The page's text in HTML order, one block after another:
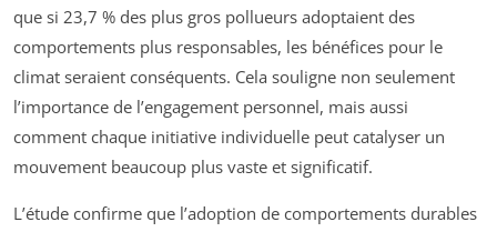
que si 23,7 % des plus gros pollueurs adoptaient des
comportements plus responsables, les bénéfices pour le
climat seraient conséquents. Cela souligne non seulement
l’importance de l’engagement personnel, mais aussi
comment chaque initiative individuelle peut catalyser un
mouvement beaucoup plus vaste et significatif.
L’étude confirme que l’adoption de comportements durables